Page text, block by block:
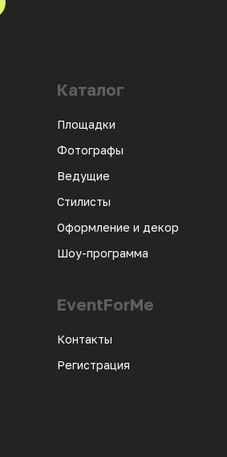
Каталог
Площадки
Фотографы
Ведущие
Стилисты
Оформление и декор
Шоу-программа
EventForMe
Контакты
Регистрация